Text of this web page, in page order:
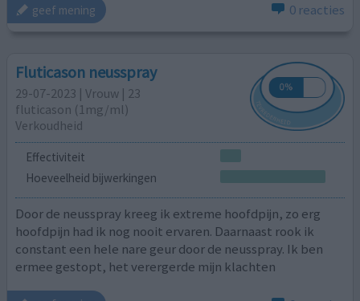
geef mening 0 reacties
Fluticason neusspray
29-07-2023 | Vrouw | 23
fluticason (1mg/ml)
Verkoudheid
Effectiviteit
Hoeveelheid bijwerkingen
Door de neusspray kreeg ik extreme hoofdpijn, zo erg
hoofdpijn had ik nog nooit ervaren. Daarnaast rook ik
constant een hele nare geur door de neusspray. Ik ben
ermee gestopt, het verergerde mijn klachten